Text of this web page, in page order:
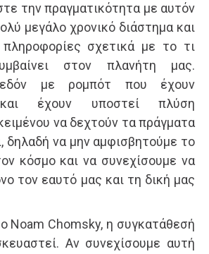
την πραγματικότητα με αυτόν
μεγάλο χρονικό διάστημα και
σχετικά με το τι
στον πλανήτη μας.
με ρομπότ που έχουν
και έχουν υποστεί πλύση
να δεχτούν τα πράγματα
δηλαδή να μην αμφισβητούμε το
κόσμο και να συνεχίσουμε να
τον εαυτό μας και τη δική μας
Noam Chomsky, η συγκατάθεσή
Αν συνεχίσουμε αυτή